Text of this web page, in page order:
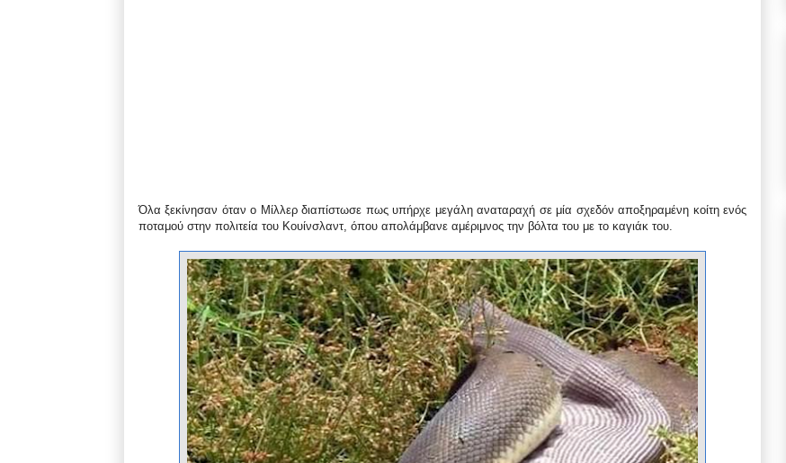
Όλα ξεκίνησαν όταν ο Μίλλερ διαπίστωσε πως υπήρχε μεγάλη αναταραχή σε μία σχεδόν αποξηραμένη κοίτη ενός
ποταμού στην πολιτεία του Κουίνσλαντ, όπου απολάμβανε αμέριμνος την βόλτα του με το καγιάκ του.